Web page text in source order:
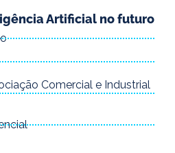
Artificial no futuro
Comercial e Industrial